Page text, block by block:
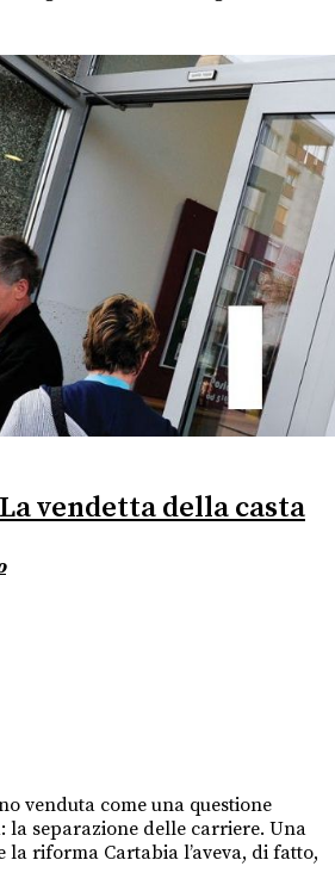
vendetta della casta
venduta come una questione
la separazione delle carriere. Una
la riforma Cartabia l’aveva, di fatto,